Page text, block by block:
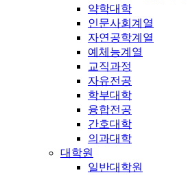
약학대학
인문사회계열
자연공학계열
예체능계열
교직과정
자유전공
학부대학
융합전공
간호대학
의과대학
대학원
일반대학원